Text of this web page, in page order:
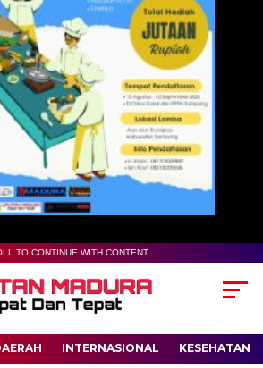
TO CONTINUE WITH CONTENT
INTERNASIONAL KESEHATAN